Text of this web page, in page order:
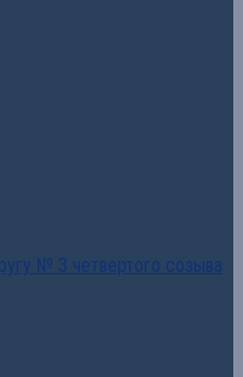
№ 3 четвертого созыва